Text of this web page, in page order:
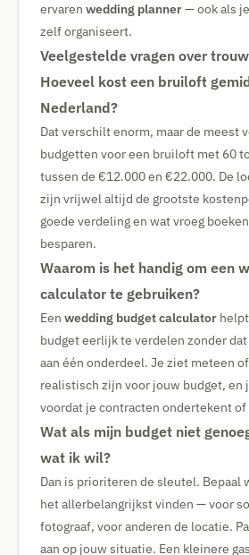
ervaren wedding planner— ook als
zelf organiseert.
Veelgestelde vragen over
Hoeveel kost een bruiloft
Nederland?
Dat verschilt enorm, maar de meest
budgetten voor een bruiloft met 60
tussen de €12.000 en €22.000. De
zijn vrijwel altijd de grootste
goede verdeling en wat vroeg
besparen.
Waarom is het handig om een
calculator te gebruiken?
Een wedding budget calculator
budget eerlijk te verdelen zonder
aan één onderdeel. Je ziet meteen
realistisch zijn voor jouw budget, en
voordat je contracten ondertekent of
Wat als mijn budget niet
wat ik wil?
Dan is prioriteren de sleutel. Bepaal
het allerbelangrijkst vinden — voor
fotograaf, voor anderen de locatie.
aan op jouw situatie. Een kleinere